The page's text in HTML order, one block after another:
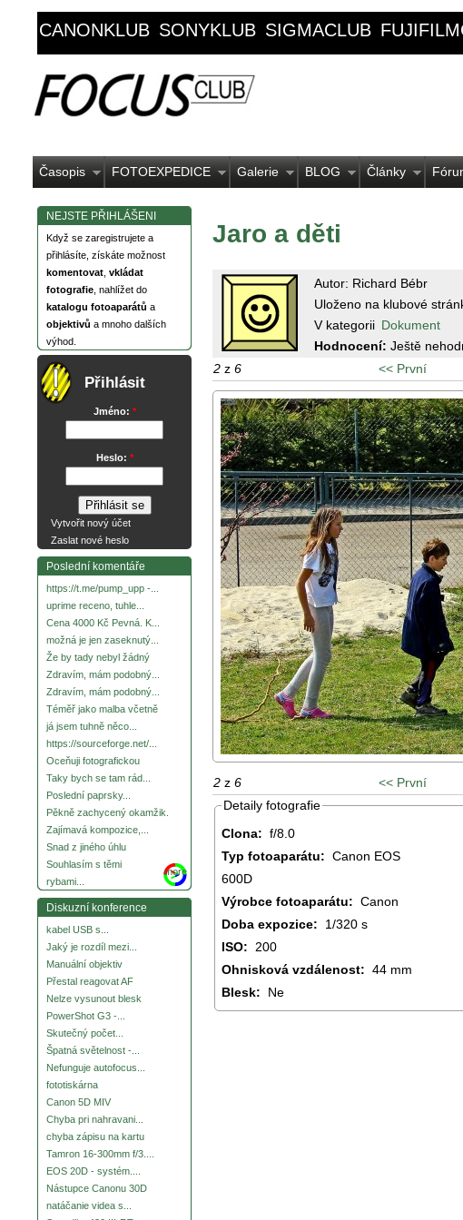
CANONKLUB SONYKLUB SIGMACLUB
Časopis FOTOEXPEDICE Galerie BLOG Články
NEJSTE PŘIHLÁŠENI
Když se zaregistrujete a
přihlásíte, získáte možnost
komentovat vkládat
fotografie , nahlížet do
katalogu fotoaparátů a
objektivů a mnoho dalších
výhod.
Přihlásit
Jméno: *
Heslo: *
Vytvořit nový účet
Zaslat nové heslo
Poslední komentáře
https://t.me/pump_upp -...
uprime receno, tuhle...
Cena 4000 Kč Pevná. K...
možná je jen zaseknutý...
Že by tady nebyl žádný
Zdravím, mám podobný...
Zdravím, mám podobný...
Téměř jako malba včetně
já jsem tuhně něco...
https://sourceforge.net/...
Oceňuji fotografickou
Taky bych se tam rád...
Poslední paprsky...
Pěkně zachycený okamžik.
Zajímavá kompozice,...
Snad z jiného úhlu
Souhlasím s těmi
rybami...
more
Diskuzní konference
kabel USB s...
Jaký je rozdíl mezi...
Manuální objektiv
Přestal reagovat AF
Nelze vysunout blesk
PowerShot G3 -...
Skutečný počet...
Špatná světelnost -...
Nefunguje autofocus...
fototiskárna
Canon 5D MIV
Chyba pri nahravani...
chyba zápisu na kartu
Tamron 16-300mm f/3....
EOS 20D - systém....
Nástupce Canonu 30D
natáčanie videa s...
Jaro a děti
Autor: Richard Bébr
Uloženo na klubové
V kategorii Dokument
Hodnocení: Ještě
2 z 6 << První
2 z 6 << První
Detaily fotografie
Clona: f/8.0
Typ fotoaparátu:
600D
Výrobce fotoaparátu: Canon
Doba expozice:
1/320 s
ISO:
200
Ohnisková vzdálenost: 44 mm
Blesk:
Ne